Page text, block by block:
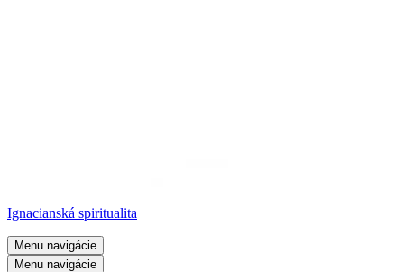
Ignacianská spiritualita
Menu navigácie
Menu navigácie